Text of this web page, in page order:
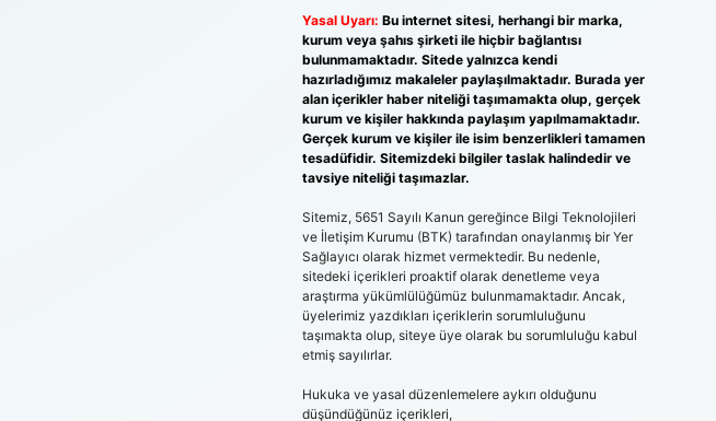
Yasal Uyarı: Bu internet sitesi, herhangi bir marka,
kurum veya şahıs şirketi ile hiçbir bağlantısı
bulunmamaktadır. Sitede yalnızca kendi
hazırladığımız makaleler paylaşılmaktadır. Burada yer
alan içerikler haber niteliği taşımamakta olup, gerçek
kurum ve kişiler hakkında paylaşım yapılmamaktadır.
Gerçek kurum ve kişiler ile isim benzerlikleri tamamen
tesadüfidir. Sitemizdeki bilgiler taslak halindedir ve
tavsiye niteliği taşımazlar.
Sitemiz, 5651 Sayılı Kanun gereğince Bilgi Teknolojileri
ve İletişim Kurumu (BTK) tarafından onaylanmış bir Yer
Sağlayıcı olarak hizmet vermektedir. Bu nedenle,
sitedeki içerikleri proaktif olarak denetleme veya
araştırma yükümlülüğümüz bulunmamaktadır. Ancak,
üyelerimiz yazdıkları içeriklerin sorumluluğunu
taşımakta olup, siteye üye olarak bu sorumluluğu kabul
etmiş sayılırlar.
Hukuka ve yasal düzenlemelere aykırı olduğunu
düşündüğünüz içerikleri,